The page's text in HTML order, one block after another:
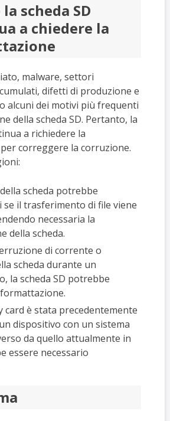
scheda SD
a chiedere la
malware, settori
difetti di produzione e
alcuni dei motivi più frequenti
della scheda SD. Pertanto, la
a richiedere la
correggere la corruzione.
scheda potrebbe
se il trasferimento di file viene
necessaria la
della scheda.
di corrente o
scheda durante un
la scheda SD potrebbe
card è stata precedentemente
dispositivo con un sistema
da quello attualmente in
essere necessario